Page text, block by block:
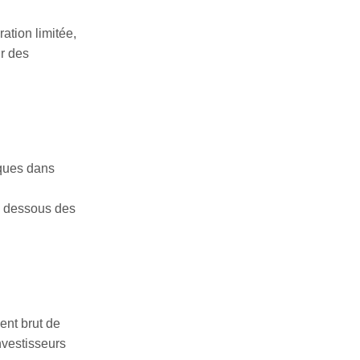
limitée,
des
dans
des
brut de